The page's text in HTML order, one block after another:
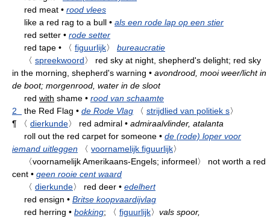
red meat • rood vlees
like a red rag to a bull • als een rode lap op een stier
red setter • rode setter
red tape • 〈 figuurlijk〉
bureaucratie
〈 spreekwoord〉 red sky at night, shepherd's delight; red sky
in the morning, shepherd's warning • avondrood, mooi weer/licht in
de boot; morgenrood, water in de sloot
red with shame • rood van schaamte
2
the Red Flag • de Rode Vlag 〈 strijdlied van politiek s〉
¶
〈 dierkunde〉 red admiral • admiraalvlinder, atalanta
roll out the red carpet for someone • de (rode) loper voor
iemand uitleggen
〈 voornamelijk figuurlijk〉
〈voornamelijk Amerikaans-Engels; informeel〉 not worth a red
cent • geen rooie cent waard
〈 dierkunde〉 red deer • edelhert
red ensign • Britse koopvaardijvlag
red herring • bokking; 〈 figuurlijk〉 vals spoor,